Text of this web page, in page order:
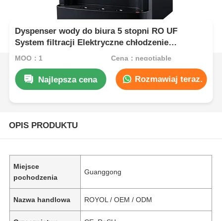
Dyspenser wody do biura 5 stopni RO UF
System filtracji Elektryczne chłodzenie
ogrzewanie Oczyszczacz wody do biura
MOQ：1 Cena：negotiable
Najlepsza cena Rozmawiaj teraz.
OPIS PRODUKTU
Miejsce
pochodzenia
Guanggong
Nazwa handlowa ROYOL / OEM / ODM